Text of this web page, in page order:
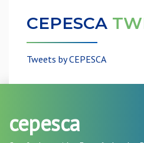
CEPESCA
Tweets by CEPESCA
cepesca